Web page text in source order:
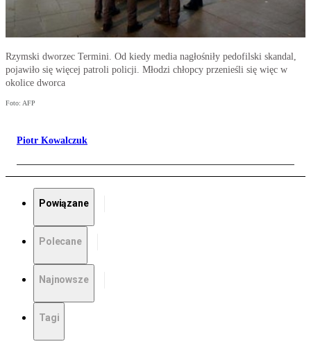
Rzymski dworzec Termini. Od kiedy media nagłośniły pedofilski skandal,
pojawiło się więcej patroli policji. Młodzi chłopcy przenieśli się więc w
okolice dworca
Foto: AFP
Piotr Kowalczuk
Powiązane
Polecane
Najnowsze
Tagi